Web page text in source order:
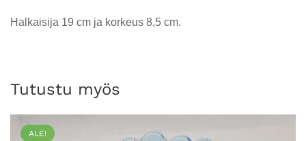
Halkaisija 19 cm ja korkeus 8,5 cm.
Tutustu myös
ALE!